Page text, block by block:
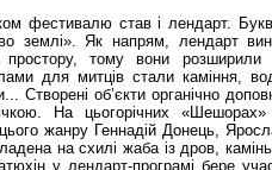
фестивалю став і лендарт.
землі». Як напрям, лендарт
тому вони розширили
для митців стали каміння,
Створені об’єкти органічно
На цьогорічних
жанру Геннадій Донець,
на схилі жаба із дров,
у лендарт-програмі бере